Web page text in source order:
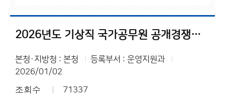
2026년도 기상직 국가공무원 공개경쟁채용시험 등 계획 공고
본청·지방청 : 본청
등록부서 : 운영지원과
2026/01/02
조회수 71337